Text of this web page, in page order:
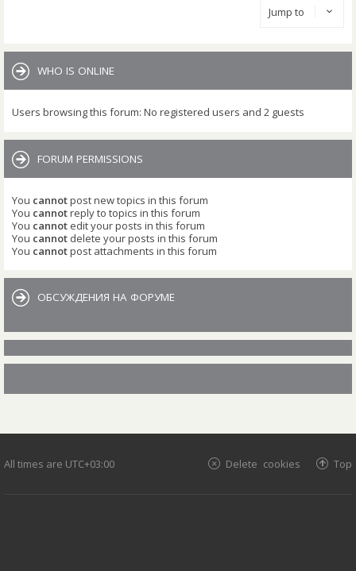
Jump to
WHO IS ONLINE
Users browsing this forum: No registered users and 2 guests
FORUM PERMISSIONS
You cannotpost new topics in this forum
You cannotreply to topics in this forum
You cannot edit your posts in this forum
You cannot delete your posts in this forum
You cannotpost attachments in this forum
ОБСУЖДЕНИЯ НА ФОРУМЕ
All times are UTC+03:00 Top
Delete cookies